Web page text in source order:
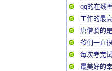
qq的在线
工作的最
唐僧骑的
爷们一直
每次考完
最美好的